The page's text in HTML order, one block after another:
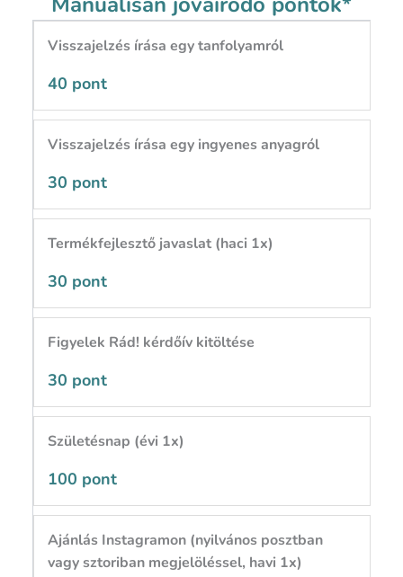
Visszajelzés írása egy tanfolyamról
40 pont
Visszajelzés írása egy ingyenes anyagról
30 pont
Termékfejlesztő javaslat (haci 1x)
30 pont
Figyelek Rád! kérdőív kitöltése
30 pont
Születésnap (évi 1x)
100 pont
Ajánlás Instagramon (nyilvános posztban
vagy sztoriban megjelöléssel, havi 1x)